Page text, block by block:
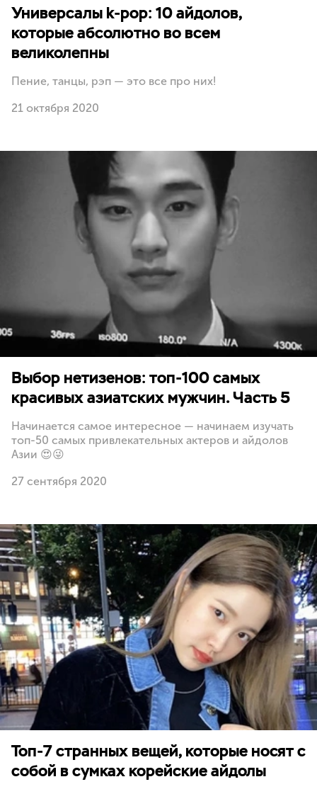
Универсалы k-pop: 10 айдолов,
которые абсолютно во всем
великолепны
Пение, танцы, рэп — это все про них!
21 октября 2020
Выбор нетизенов: топ-100 самых
красивых азиатских мужчин. Часть 5
Начинается самое интересное — начинаем изучать
топ-50 самых привлекательных актеров и айдолов
Азии 😍😜
27 сентября 2020
Топ-7 странных вещей, которые носят с
собой в сумках корейские айдолы